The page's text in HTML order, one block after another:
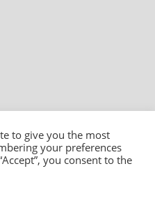
to give you the most
your preferences
you consent to the